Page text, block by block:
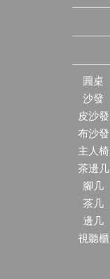
圓桌
沙發
皮沙發
布沙發
主人椅
茶邊几
腳几
茶几
邊几
視聽櫃